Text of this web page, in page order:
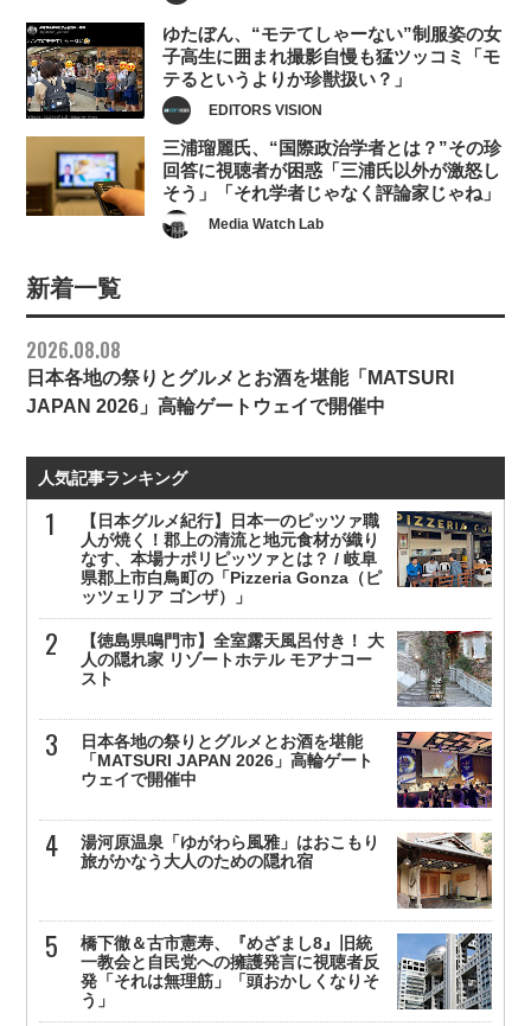
ゆたぼん、“モテてしゃーない”制服姿の女
子高生に囲まれ撮影自慢も猛ツッコミ「モ
テるというよりか珍獣扱い？」
EDITORS VISION
三浦瑠麗氏、“国際政治学者とは？”その珍
回答に視聴者が困惑「三浦氏以外が激怒し
そう」「それ学者じゃなく評論家じゃね」
Media Watch Lab
新着一覧
2026.08.08
日本各地の祭りとグルメとお酒を堪能「MATSURI
JAPAN 2026」高輪ゲートウェイで開催中
人気記事ランキング
【日本グルメ紀行】日本一のピッツァ職
人が焼く！郡上の清流と地元食材が織り
なす、本場ナポリピッツァとは？ / 岐阜
県郡上市白鳥町の「Pizzeria Gonza（ピ
ッツェリア ゴンザ）」
【徳島県鳴門市】全室露天風呂付き！ 大
人の隠れ家 リゾートホテル モアナコー
スト
日本各地の祭りとグルメとお酒を堪能
「MATSURI JAPAN 2026」高輪ゲート
ウェイで開催中
湯河原温泉「ゆがわら風雅」はおこもり
旅がかなう大人のための隠れ宿
橋下徹＆古市憲寿、『めざまし8』旧統
一教会と自民党への擁護発言に視聴者反
発「それは無理筋」「頭おかしくなりそ
う」